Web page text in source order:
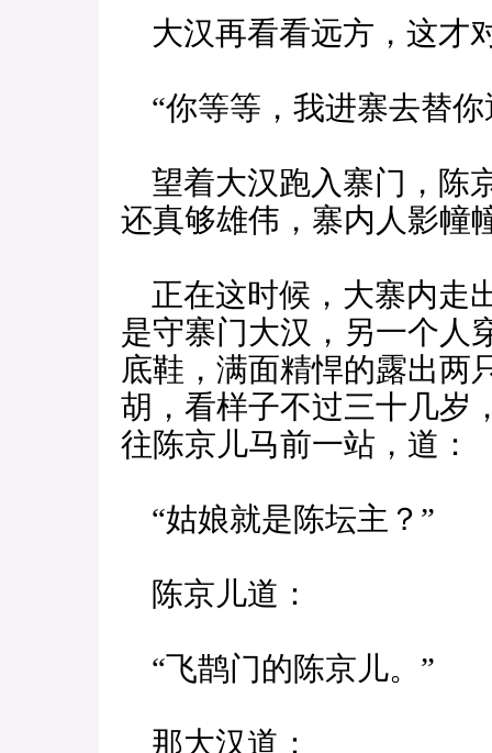
大汉再看看远方，这才
“你等等，我进寨去替你
望着大汉跑入寨门，陈
还真够雄伟，寨内人影
正在这时候，大寨内走
是守寨门大汉，另一个人
底鞋，满面精悍的露出两
胡，看样子不过三十几岁
往陈京儿马前一站，道：
“姑娘就是陈坛主？”
陈京儿道：
“飞鹊门的陈京儿。”
那大汉道：